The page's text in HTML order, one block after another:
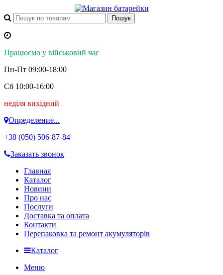
Працюємо у військовий час
Пн-Пт 09:00-18:00
Сб 10:00-16:00
неділя вихідний
Определение...
+38 (050) 506-87-84
Заказать звонок
Главная
Каталог
Новини
Про нас
Послуги
Доставка та оплата
Контакти
Перепаковка та ремонт акумуляторів
Каталог
Меню